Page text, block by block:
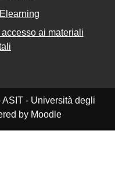
ai materiali
- Università degli
by Moodle